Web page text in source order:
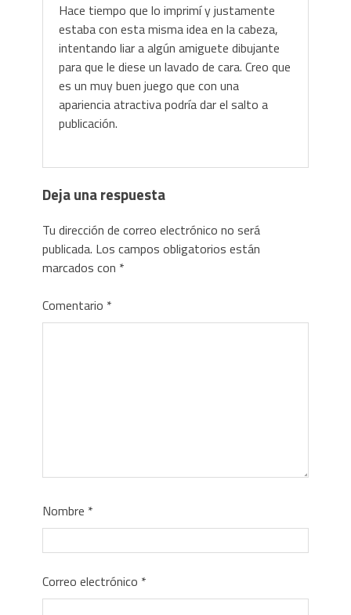
Hace tiempo que lo imprimí y justamente
estaba con esta misma idea en la cabeza,
intentando liar a algún amiguete dibujante
para que le diese un lavado de cara. Creo que
es un muy buen juego que con una
apariencia atractiva podría dar el salto a
publicación.
Deja una respuesta
Tu dirección de correo electrónico no será
publicada. Los campos obligatorios están
marcados con *
Comentario *
Nombre *
Correo electrónico *